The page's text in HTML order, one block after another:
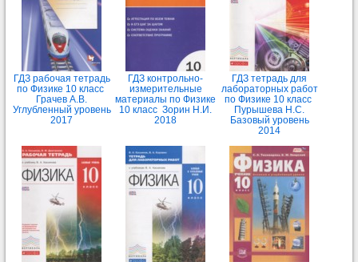
ГДЗ рабочая тетрадь
по Физике 10 класс
Грачев А.В.
Углубленный уровень
2017
ГДЗ контрольно-
измерительные
материалы по Физике
10 класс Зорин Н.И.
2018
ГДЗ тетрадь для
лабораторных работ
по Физике 10 класс
Пурышева Н.С.
Базовый уровень
2014